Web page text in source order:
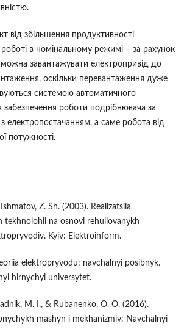
від збільшення продуктивності
в номінальному режимі – за рахунок
можна завантажувати електропривід до
оскільки перевантаження дуже
системою автоматичного
забезпечення роботи подрібнювача за
електропостачанням, а саме робота від
потужності.
Z. Sh. (2003). Realizatsiia
tekhnolohii na osnovi rehuliovanykh
Kyiv: Elektroinform.
elektropryvodu: navchalnyi posibnyk.
hirnychyi universytet.
M. I., & Rubanenko, O. O. (2016).
mashyn i mekhanizmiv: Navchalnyi